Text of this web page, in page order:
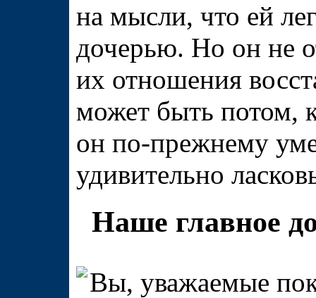
на мысли, что ей
дочерью. Но он не
их отношения
может быть потом,
он по-прежнему
удивительно
Наше главное
Вы, уважаемые